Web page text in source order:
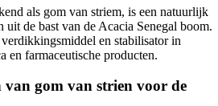
als gom van striem, is een natuurlijk
de bast van de Acacia Senegal boom.
en stabilisator in
en farmaceutische producten.
gom van strien voor de